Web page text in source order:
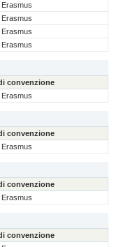
Erasmus
Erasmus
Erasmus
Erasmus
convenzione
Erasmus
convenzione
Erasmus
convenzione
Erasmus
convenzione